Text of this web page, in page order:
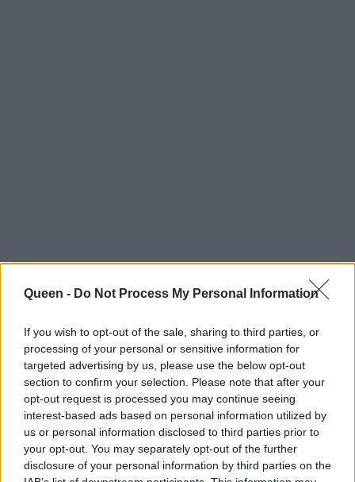
Queen - Do Not Process My Personal Information
If you wish to opt-out of the sale, sharing to third parties, or
processing of your personal or sensitive information for
targeted advertising by us, please use the below opt-out
section to confirm your selection. Please note that after your
opt-out request is processed you may continue seeing
interest-based ads based on personal information utilized by
us or personal information disclosed to third parties prior to
your opt-out. You may separately opt-out of the further
disclosure of your personal information by third parties on the